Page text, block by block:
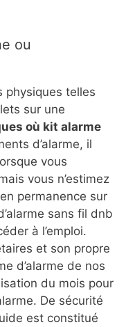
ou
physiques telles
sur une
où kit alarme
d’alarme, il
vous
vous n’estimez
permanence sur
sans fil dnb
à l’emploi.
et son propre
d’alarme de nos
du mois pour
De sécurité
est constitué